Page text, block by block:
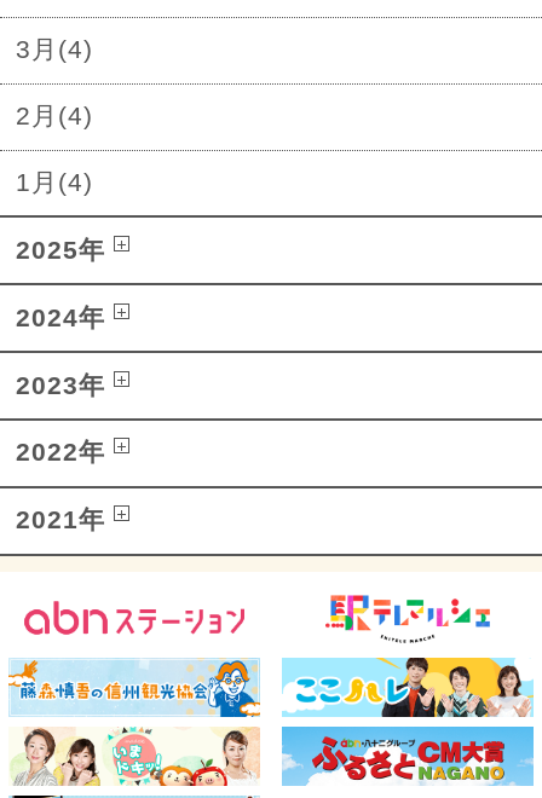
3月(4)
2月(4)
1月(4)
2025年
2024年
2023年
2022年
2021年